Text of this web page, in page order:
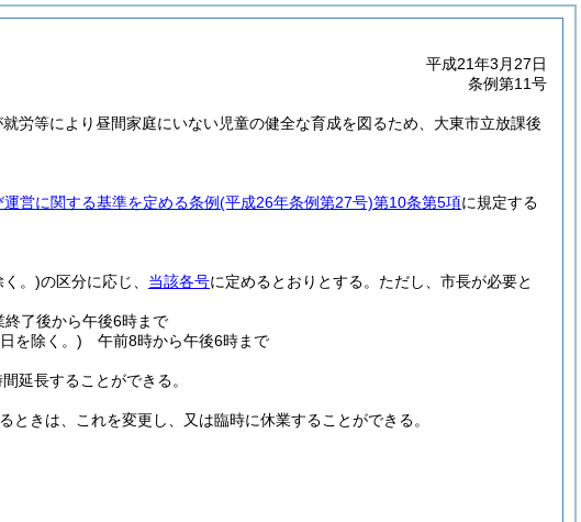
平成21年3月27日
条例第11号
労等により昼間家庭にいない児童の健全な育成を図るため、大東市立放課後
営に関する基準を定める条例(平成26年条例第27号)第10条第5項に規定する
く。)の区分に応じ、 当該各号に定めるとおりとする。 ただし、市長が必要と
了後から午後6時まで
を除く。) 午前8時から午後6時まで
延長することができる。
ときは、これを変更し、又は臨時に休業することができる。